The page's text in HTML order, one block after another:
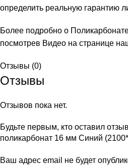
определить реальную гарантию
Более подробно о
посмотрев Видео на странице
Отзывы (0)
Отзывы
Отзывов пока нет.
Будьте первым, кто оставил
поликарбонат 16 мм Синий
Ваш адрес email не будет